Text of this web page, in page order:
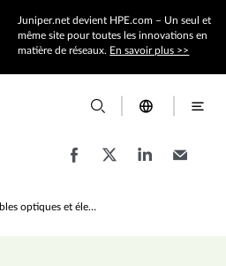
Juniper.net devient HPE.com – Un seul et
même site pour toutes les innovations en
matière de réseaux. En savoir plus >>
Câbles optiques et électriques